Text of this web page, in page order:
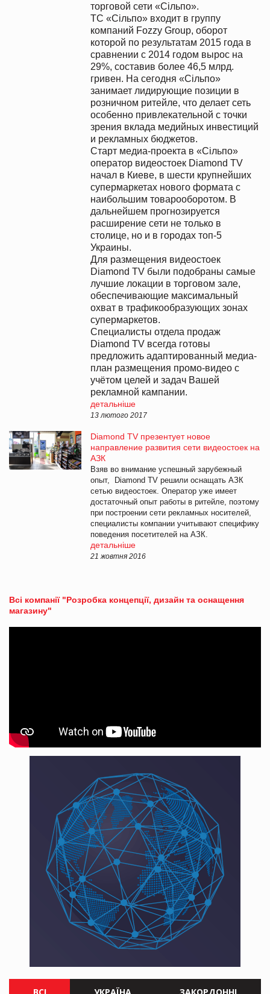
торговой сети «Сільпо».
ТС «Сільпо» входит в группу
компаний Fozzy Group, оборот
которой по результатам 2015 года в
сравнении с 2014 годом вырос на
29%, составив более 46,5 млрд.
гривен. На сегодня «Сільпо»
занимает лидирующие позиции в
розничном ритейле, что делает сеть
особенно привлекательной с точки
зрения вклада медийных инвестиций
и рекламных бюджетов.
Старт медиа-проекта в «Сільпо»
оператор видеостоек Diamond TV
начал в Киеве, в шести крупнейших
супермаркетах нового формата с
наибольшим товарооборотом. В
дальнейшем прогнозируется
расширение сети не только в
столице, но и в городах топ-5
Украины.
Для размещения видеостоек
Diamond TV были подобраны самые
лучшие локации в торговом зале,
обеспечивающие максимальный
охват в трафикообразующих зонах
супермаркетов.
Специалисты отдела продаж
Diamond TV всегда готовы
предложить адаптированный медиа-
план размещения промо-видео с
учётом целей и задач Вашей
рекламной кампании.
детальніше
13 лютого 2017
Diamond TV презентует новое
направление развития сети видеостоек на
АЗК
Взяв во внимание успешный зарубежный
опыт, Diamond TV решили оснащать АЗК
сетью видеостоек. Оператор уже имеет
достаточный опыт работы в ритейле, поэтому
при построении сети рекламных носителей,
специалисты компании учитывают специфику
поведения посетителей на АЗК.
детальніше
21 жовтня 2016
Всі компанії "Розробка концепції, дизайн та оснащення
магазину"
ВСІ УКРАЇНА ЗАКОРДОННІ